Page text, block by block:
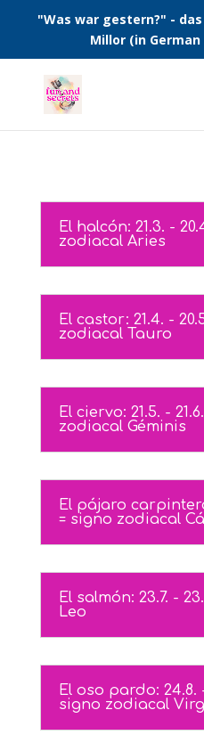
"Was war gestern?" -
Millor (in German
El halcón: 21.3. -
zodiacal Aries
El castor: 21.4. -
zodiacal Tauro
El ciervo: 21.5. -
zodiacal Géminis
El pájaro
= signo zodiacal
El salmón: 23.7. -
Leo
El oso pardo: 24.8.
signo zodiacal